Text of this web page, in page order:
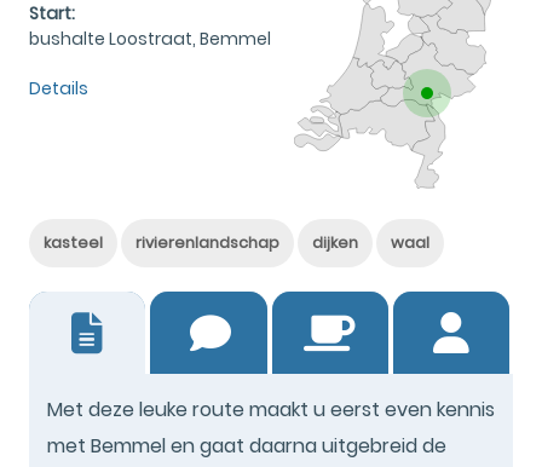
Start:
bushalte Loostraat, Bemmel
Details
kasteel rivierenlandschap dijken waal
Met deze leuke route maakt u eerst even kennis
met Bemmel en gaat daarna uitgebreid de